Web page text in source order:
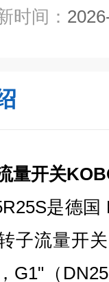
时间：
量开关
是德
子流量开
G1"（